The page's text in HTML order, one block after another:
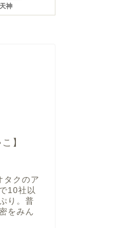
天神
】
タクのア
10社以
り。普
をみん